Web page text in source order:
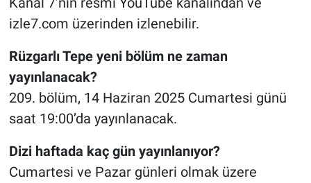
izle7.com üzerinden izlenebilir.
Rüzgarlı Tepe yeni bölüm ne zaman
yayınlanacak?
209. bölüm, 14 Haziran 2025 Cumartesi günü
saat 19:00’da yayınlanacak.
Dizi haftada kaç gün yayınlanıyor?
Cumartesi ve Pazar günleri olmak üzere